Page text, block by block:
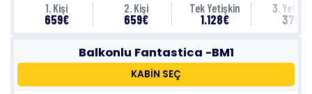
1. Kişi
659€
2. Kişi
659€
Tek Yetişkin
1.128€
3.
379€
Balkonlu Fantastica -BM1
KABİN SEÇ